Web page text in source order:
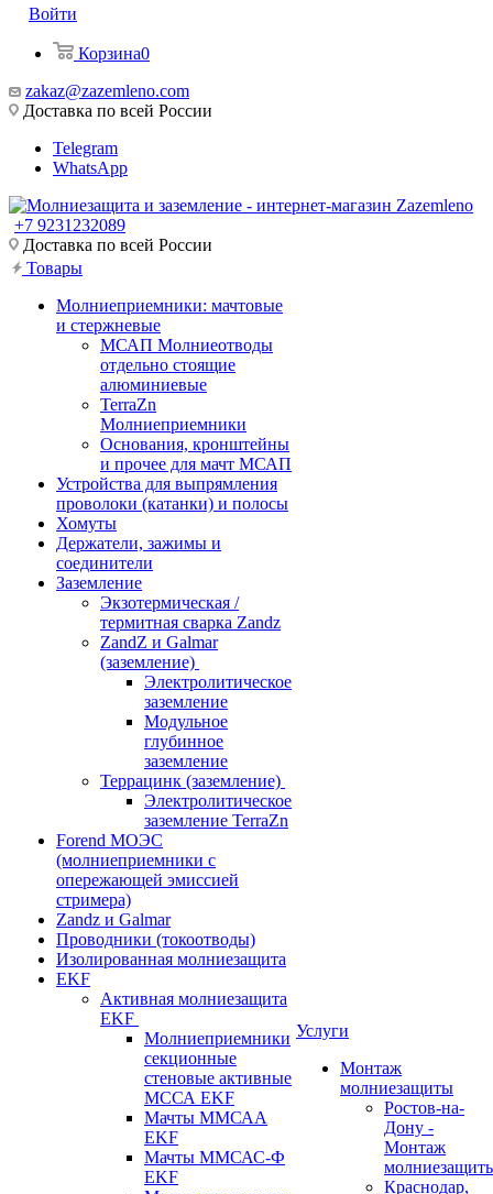
Войти
Корзина0
zakaz@zazemleno.com
Доставка по всей России
Telegram
WhatsApp
+7 9231232089
Доставка по всей России
Товары
Молниеприемники: мачтовые
и стержневые
МСАП Молниеотводы
отдельно стоящие
алюминиевые
TerraZn
Молниеприемники
Основания, кронштейны
и прочее для мачт МСАП
Устройства для выпрямления
проволоки (катанки) и полосы
Хомуты
Держатели, зажимы и
соединители
Заземление
Экзотермическая /
термитная сварка Zandz
ZandZ и Galmar
(заземление)
Электролитическое
заземление
Модульное
глубинное
заземление
Террацинк (заземление)
Электролитическое
заземление TerraZn
Forend МОЭС
(молниеприемники с
опережающей эмиссией
стримера)
Zandz и Galmar
Проводники (токоотводы)
Изолированная молниезащита
EKF
Активная молниезащита
EKF
Молниеприемники
секционные
стеновые активные
МССА EKF
Мачты ММСАА
EKF
Мачты ММСАС-Ф
EKF
Услуги
Монтаж
молниезащиты
Ростов-на-
Дону -
Монтаж
Краснодар,